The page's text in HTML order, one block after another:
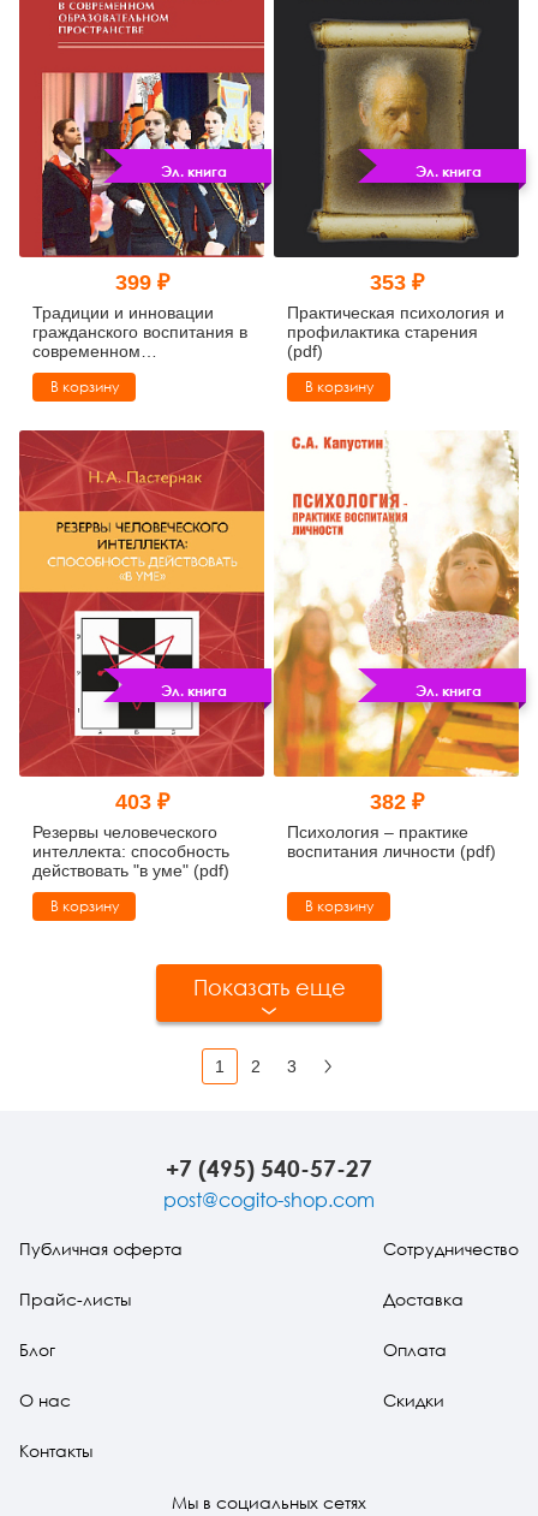
Эл. книга
399 ₽
Традиции и инновации
гражданского воспитания в
современном
образовательном
пространстве (pdf)
В корзину
Эл. книга
353 ₽
Практическая психология и
профилактика старения
(pdf)
В корзину
Эл. книга
403 ₽
Резервы человеческого
интеллекта: способность
действовать "в уме" (pdf)
В корзину
Эл. книга
382 ₽
Психология – практике
воспитания личности (pdf)
В корзину
Показать еще
1 2 3
+7 (495) 540-57-27
post@cogito-shop.com
Публичная оферта
Прайс-листы
Блог
О нас
Контакты
Сотрудничество
Доставка
Оплата
Скидки
Мы в социальных сетях